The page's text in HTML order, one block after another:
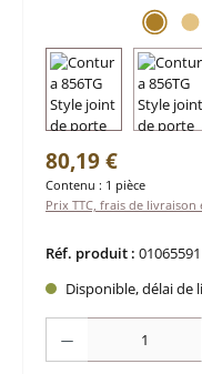
Prix régulier :
80,19 €
Contenu : 1 pièce
Prix TTC, frais de livraison
Réf. produit : 01065591
Disponible, délai de